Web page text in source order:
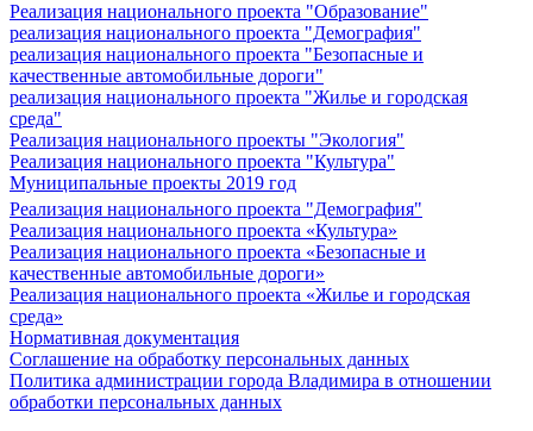
Реализация национального проекта "Образование"
реализация национального проекта "Демография"
реализация национального проекта "Безопасные и
качественные автомобильные дороги"
реализация национального проекта "Жилье и городская
среда"
Реализация национального проекты "Экология"
Реализация национального проекта "Культура"
Муниципальные проекты 2019 год
Реализация национального проекта "Демография"
Реализация национального проекта «Культура»
Реализация национального проекта «Безопасные и
качественные автомобильные дороги»
Реализация национального проекта «Жилье и городская
среда»
Нормативная документация
Соглашение на обработку персональных данных
Политика администрации города Владимира в отношении
обработки персональных данных